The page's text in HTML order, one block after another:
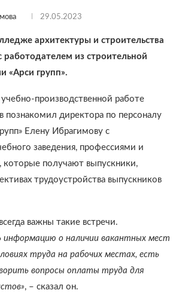
29.05.2023
архитектуры и строительства
работодателем из строительной
«Арси групп».
производственной работе
познакомил директора по персоналу
Елену Ибрагимову с
заведения, профессиями и
которые получают выпускники,
трудоустройства выпускников
важны такие встречи.
информацию о наличии вакантных мест
труда на рабочих местах, есть
вопросы оплаты труда для
, – сказал он.